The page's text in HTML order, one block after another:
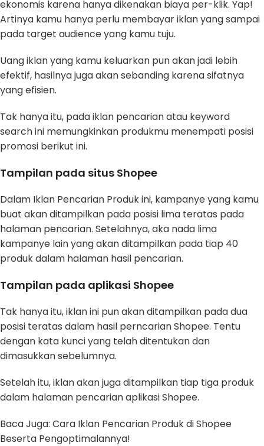
ekonomis karena hanya dikenakan biaya per-klik. Yap!
Artinya kamu hanya perlu membayar iklan yang sampai
pada target audience yang kamu tuju.
Uang iklan yang kamu keluarkan pun akan jadi lebih
efektif, hasilnya juga akan sebanding karena sifatnya
yang efisien.
Tak hanya itu, pada iklan pencarian atau keyword
search ini memungkinkan produkmu menempati posisi
promosi berikut ini.
Tampilan pada situs Shopee
Dalam Iklan Pencarian Produk ini, kampanye yang kamu
buat akan ditampilkan pada posisi lima teratas pada
halaman pencarian. Setelahnya, aka nada lima
kampanye lain yang akan ditampilkan pada tiap 40
produk dalam halaman hasil pencarian.
Tampilan pada aplikasi Shopee
Tak hanya itu, iklan ini pun akan ditampilkan pada dua
posisi teratas dalam hasil perncarian Shopee. Tentu
dengan kata kunci yang telah ditentukan dan
dimasukkan sebelumnya.
Setelah itu, iklan akan juga ditampilkan tiap tiga produk
dalam halaman pencarian aplikasi Shopee.
Baca Juga: Cara Iklan Pencarian Produk di Shopee
Beserta Pengoptimalannya!